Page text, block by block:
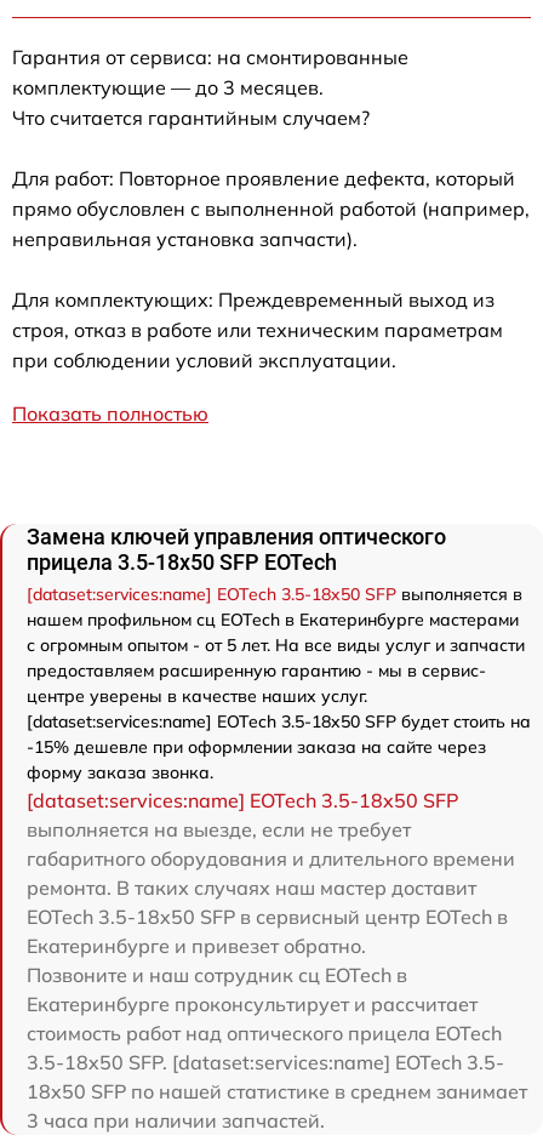
Гарантия от сервиса: на смонтированные
комплектующие — до 3 месяцев.
Что считается гарантийным случаем?
Для работ: Повторное проявление дефекта, который
прямо обусловлен с выполненной работой (например,
неправильная установка запчасти).
Для комплектующих: Преждевременный выход из
строя, отказ в работе или техническим параметрам
при соблюдении условий эксплуатации.
Показать полностью
Замена ключей управления оптического
прицела 3.5-18x50 SFP EOTech
[dataset:services:name] EOTech 3.5-18x50 SFP выполняется в
нашем профильном сц EOTech в Екатеринбурге мастерами
с огромным опытом - от 5 лет. На все виды услуг и запчасти
предоставляем расширенную гарантию - мы в сервис-
центре уверены в качестве наших услуг.
[dataset:services:name] EOTech 3.5-18x50 SFP будет стоить на
-15% дешевле при оформлении заказа на сайте через
форму заказа звонка.
[dataset:services:name] EOTech 3.5-18x50 SFP
выполняется на выезде, если не требует
габаритного оборудования и длительного времени
ремонта. В таких случаях наш мастер доставит
EOTech 3.5-18x50 SFP в сервисный центр EOTech в
Екатеринбурге и привезет обратно.
Позвоните и наш сотрудник сц EOTech в
Екатеринбурге проконсультирует и рассчитает
стоимость работ над оптического прицела EOTech
3.5-18x50 SFP. [dataset:services:name] EOTech 3.5-
18x50 SFP по нашей статистике в среднем занимает
3 часа при наличии запчастей.